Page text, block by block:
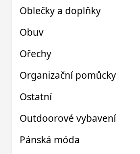
Oblečky a doplňky
Obuv
Ořechy
Organizační pomůcky
Ostatní
Outdoorové vybavení
Pánská móda